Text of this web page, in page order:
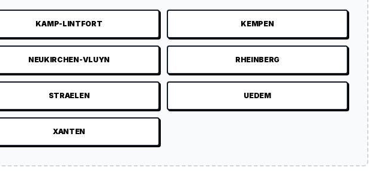
KAMP-LINTFORT KEMPEN
NEUKIRCHEN-VLUYN RHEINBERG
STRAELEN UEDEM
XANTEN